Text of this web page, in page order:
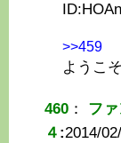
ID:
>>459
ようこ
460 ： フ
４ :2014/